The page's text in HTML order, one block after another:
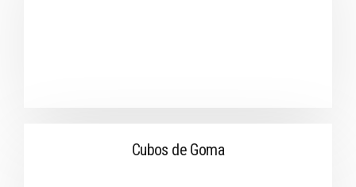
Cubos de Goma